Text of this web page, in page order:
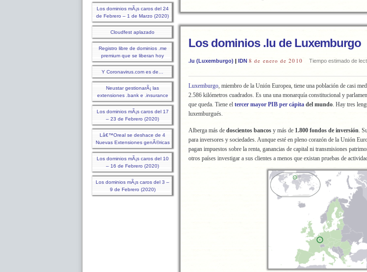
Los dominios mÃ¡s caros del 24
de Febrero – 1 de Marzo (2020)
Cloudfest aplazado
Registro libre de dominios .me
premium que se liberan hoy
Y Coronavirus.com es de…
Neustar gestionarÃ¡ las
extensiones .bank e .insurance
Los dominios mÃ¡s caros del 17
– 23 de Febrero (2020)
Lâ€™Oreal se deshace de 4
Nuevas Extensiones genÃ©ricas
Los dominios mÃ¡s caros del 10
– 16 de Febrero (2020)
Los dominios mÃ¡s caros del 3 –
9 de Febrero (2020)
Los dominios .lu de Luxemburgo
.lu (Luxemburgo) | IDN 8 de enero de 2010 Tiempo estimado de
Luxemburgo, miembro de la Unión Europea, tiene una población de casi
2.586 kilómetros cuadrados. Es una una monarquía constitucional y
que queda. Tiene el tercer mayor PIB per cápita del mundo. Hay tres
luxemburgués.
Alberga más de doscientos bancos y más de 1.800 fondos de inversión.
para inversores y sociedades. Aunque esté en pleno corazón de la Unión
pagan impuestos sobre la renta, ganancias de capital ni transmisiones
otros países investigar a sus clientes a menos que existan pruebas de